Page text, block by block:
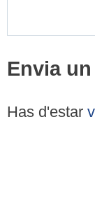
Envia
Has d'estar